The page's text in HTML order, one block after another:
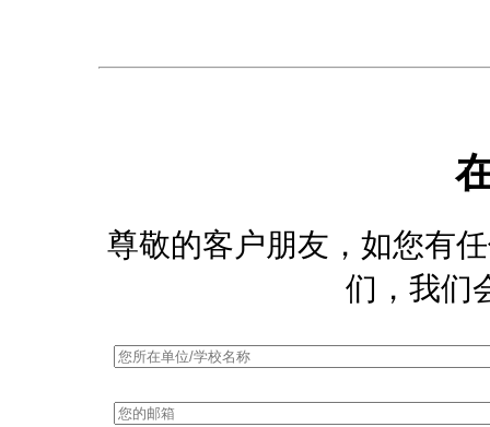
尊敬的客户朋友，如您有
们，我们